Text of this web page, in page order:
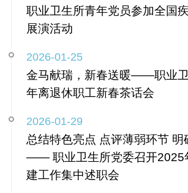
职业卫生所青年党员参加全国
展演活动
2026-01-25
金马献瑞，新春送暖——职业
年离退休职工新春茶话会
2026-01-29
总结特色亮点 点评薄弱环节 明
—— 职业卫生所党委召开2025
建工作集中述职会